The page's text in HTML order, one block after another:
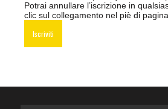
Potrai annullare l’iscrizione in
clic sul collegamento nel piè di